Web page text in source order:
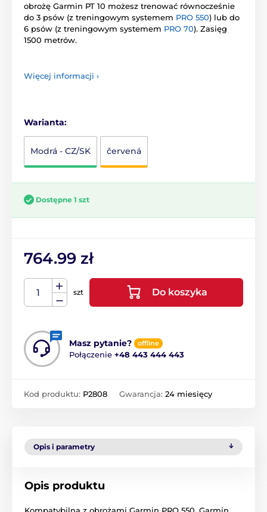
obrożę Garmin PT 10 możesz trenować równocześnie
do 3 psów (z treningowym systemem PRO 550) lub do
6 psów (z treningowym systemem PRO 70). Zasięg
1500 metrów.
Więcej informacji ›
Warianta:
Modrá - CZ/SK červená
Dostępne 1 szt
764.99 zł
szt Do koszyka
Masz pytanie? offline
Połączenie +48 443 444 443
Kod produktu: P2808 Gwarancja: 24 miesięcy
Opis i parametry
Opis produktu